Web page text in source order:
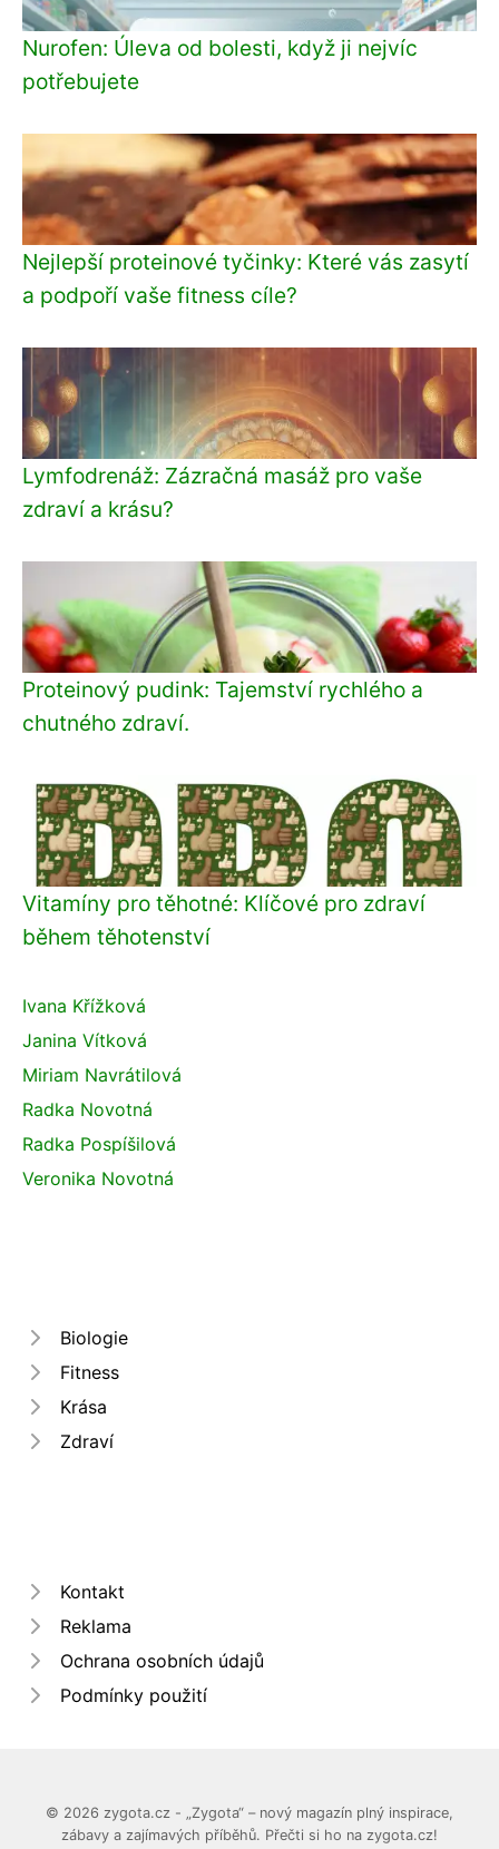
Nurofen: Úleva od bolesti, když ji nejvíc
potřebujete
Nejlepší proteinové tyčinky: Které vás zasytí
a podpoří vaše fitness cíle?
Lymfodrenáž: Zázračná masáž pro vaše
zdraví a krásu?
Proteinový pudink: Tajemství rychlého a
chutného zdraví.
Vitamíny pro těhotné: Klíčové pro zdraví
během těhotenství
Ivana Křížková
Janina Vítková
Miriam Navrátilová
Radka Novotná
Radka Pospíšilová
Veronika Novotná
Biologie
Fitness
Krása
Zdraví
Kontakt
Reklama
Ochrana osobních údajů
Podmínky použití
© 2026 zygota.cz - „Zygota“ – nový magazín plný inspirace,
zábavy a zajímavých příběhů. Přečti si ho na zygota.cz!